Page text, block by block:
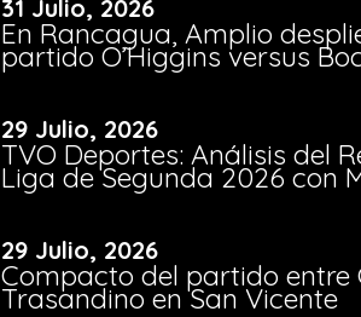
31 Julio, 2026
En Rancagua, Amplio
partido O’Higgins versus
29 Julio, 2026
TVO Deportes: Análisis del
Liga de Segunda 2026 con
29 Julio, 2026
Compacto del partido entre
Trasandino en San Vicente